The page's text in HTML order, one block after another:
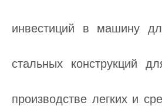
инвестиций в машину
стальных конструкций
производстве легких и